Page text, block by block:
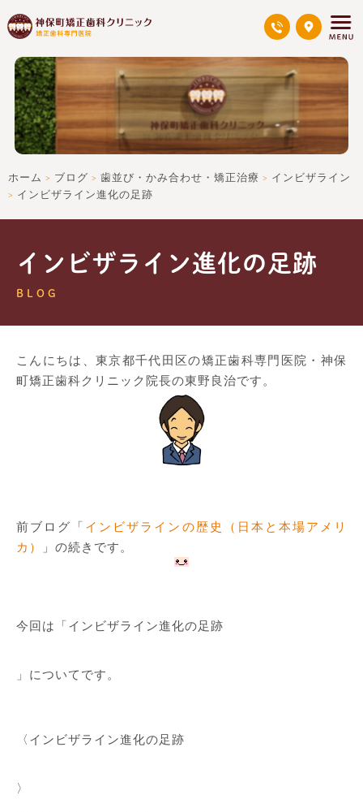
ホーム > ブログ > 歯並び・かみ合わせ・矯正治療 > インビザライン
> インビザライン進化の足跡
インビザライン進化の足跡
BLOG
こんにちは、東京都千代田区の矯正歯科専門医院・神保
町矯正歯科クリニック院長の東野良治です。
前ブログ「 インビザラインの歴史（日本と本場アメリ
カ）
」の続きです。
今回は「インビザライン進化の足跡
」についてです。
〈インビザライン進化の足跡
〉